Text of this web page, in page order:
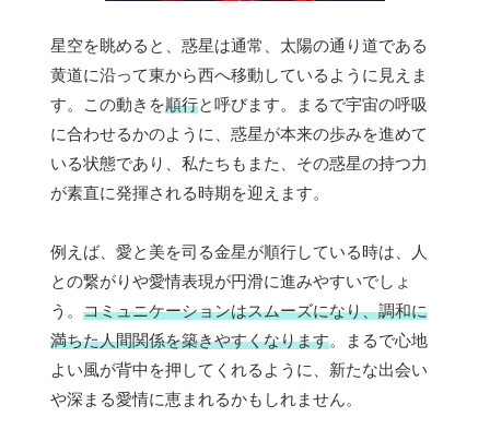
星空を眺めると、惑星は通常、太陽の通り道である
黄道に沿って東から西へ移動しているように見えま
す。この動きを順行と呼びます。まるで宇宙の呼吸
に合わせるかのように、惑星が本来の歩みを進めて
いる状態であり、私たちもまた、その惑星の持つ力
が素直に発揮される時期を迎えます。
例えば、愛と美を司る金星が順行している時は、人
との繋がりや愛情表現が円滑に進みやすいでしょ
う。 コミュニケーションはスムーズになり、調和に
満ちた人間関係を築きやすくなります。まるで心地
よい風が背中を押してくれるように、新たな出会い
や深まる愛情に恵まれるかもしれません。